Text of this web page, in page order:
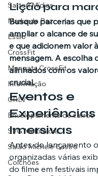
Sartori Mídias
Marka da Paz
Estilo
CrossFit
Mangata CrossFit
Informação
CRLV
Envelopamento de carros
SVG Multimídia
Salão Michele Castro
Colchões
Lição para
Busque parcerias que
ampliar o alcance de
e que adicionem valor
mensagem. A escolha
alinhados com os
crucial.
Eventos e
Experiências
Imersivas
Antes do lançamento
organizadas várias
do filme em festivais